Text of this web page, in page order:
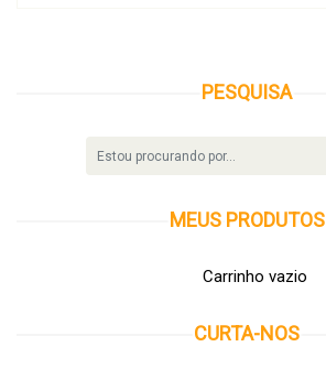
PESQUISA
MEUS PRODUTOS
Carrinho vazio
CURTA-NOS